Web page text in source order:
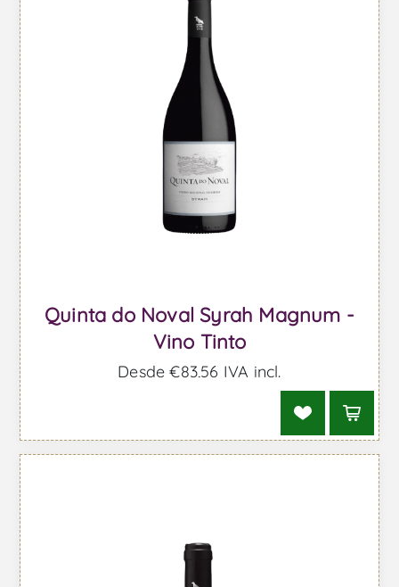
Quinta do Noval Syrah Magnum -
Vino Tinto
Desde €83,56 IVA incl.